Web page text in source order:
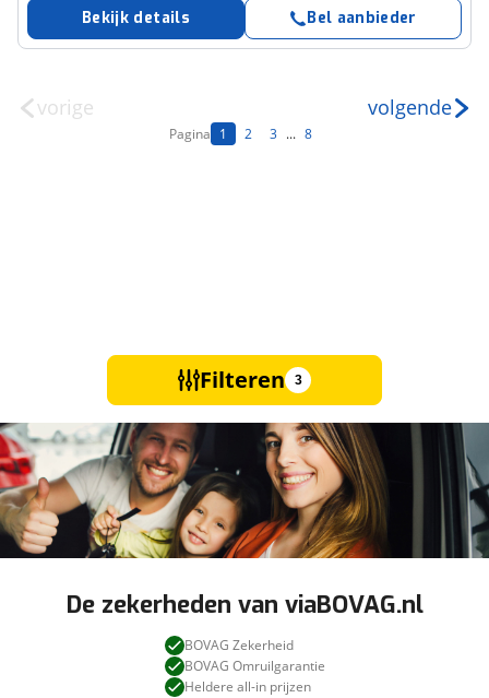
Bekijk details Bel aanbieder
vorige
Pagina 1 2 3 ... 8
volgende
Filteren 3
De zekerheden van viaBOVAG.nl
BOVAG Zekerheid
BOVAG Omruilgarantie
Heldere all-in prijzen